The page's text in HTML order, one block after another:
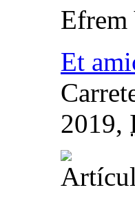
Efrem
Et
2019,